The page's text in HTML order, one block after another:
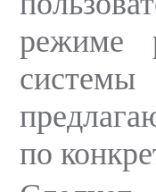
режиме
по